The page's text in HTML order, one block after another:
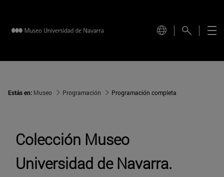
Estás en: Museo Programación Programación completa
Colección Museo
Universidad de Navarra.